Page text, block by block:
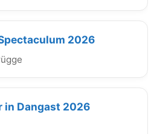
2026
in Dangast 2026